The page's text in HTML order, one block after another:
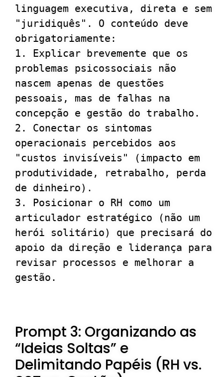
linguagem executiva, direta e sem
"juridiquês". O conteúdo deve
obrigatoriamente:
1. Explicar brevemente que os
problemas psicossociais não
nascem apenas de questões
pessoais, mas de falhas na
concepção e gestão do trabalho.
2. Conectar os sintomas
operacionais percebidos aos
"custos invisíveis" (impacto em
produtividade, retrabalho, perda
de dinheiro).
3. Posicionar o RH como um
articulador estratégico (não um
herói solitário) que precisará do
apoio da direção e liderança para
revisar processos e melhorar a
Prompt 3: Organizando as
“Ideias Soltas” e
Delimitando Papéis (RH vs.